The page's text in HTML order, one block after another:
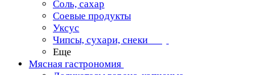
Соль, сахар
Соевые продукты
Уксус
Чипсы, сухари, снеки
Еще
Мясная гастрономия